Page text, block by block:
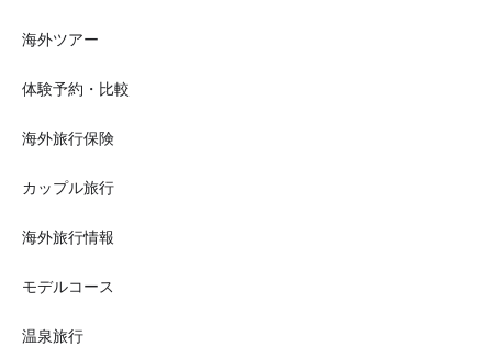
海外ツアー
体験予約・比較
海外旅行保険
カップル旅行
海外旅行情報
モデルコース
温泉旅行